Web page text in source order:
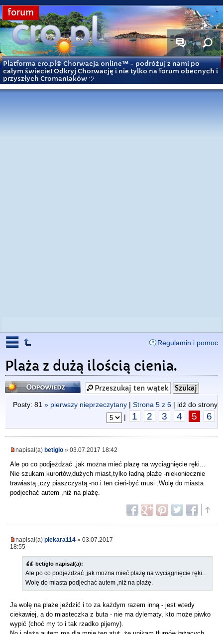
forum
Platforma cro.pl© Chorwacja online™ - podróżuj z nami po
całym świecie! Odkryj Chorwację i nie tylko na forum obecnych i
przyszłych Cromaniaków ツ
Regulamin i pomoc
Plaża z dużą ilością cienia.
Odpowiedz
Posty: 81 » pierwszy nieprzeczytany | Strona 5 z 6 | idź do strony
|
1 2 3 4 5 6
napisał(a) betiglo » 03.07.2017 18:42
Ale po co podjeżdzać ,jak można mieć plażę na wyciągnięcie ręki...
Nie szukam kurortów,dużych miast,tylko ładną plażę -niekoniecznie
trawiastą ,czy piaszczystą -no i ten cień-być musi .Wolę do miasta
podjechać autem ,niż na plażę.
napisał(a) piekara114 » 03.07.2017
18:55
betiglo napisał(a):
Ale po co podjeżdzać ,jak można mieć plażę na wyciągnięcie ręki...
Wolę do miasta podjechać autem ,niż na plażę.
Ja wolę na plaże jeździć i to za każdym razem inną - jest wtedy
ciekawiej, a do miasteczka z buta - nie ma dylematy, kto może piwko
wypić (choć my to i tak rzadko pijemy).